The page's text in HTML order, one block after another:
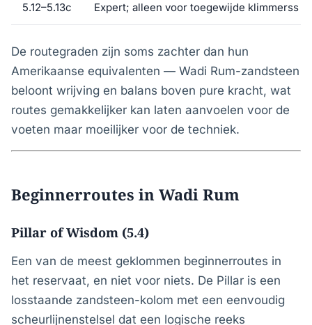
5.12–5.13c Expert; alleen voor toegewijde klimmerss
De routegraden zijn soms zachter dan hun
Amerikaanse equivalenten — Wadi Rum-zandsteen
beloont wrijving en balans boven pure kracht, wat
routes gemakkelijker kan laten aanvoelen voor de
voeten maar moeilijker voor de techniek.
Beginnerroutes in Wadi Rum
Pillar of Wisdom (5.4)
Een van de meest geklommen beginnerroutes in
het reservaat, en niet voor niets. De Pillar is een
losstaande zandsteen-kolom met een eenvoudig
scheurlijnenstelsel dat een logische reeks